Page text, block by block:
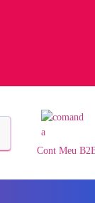
Cont Meu